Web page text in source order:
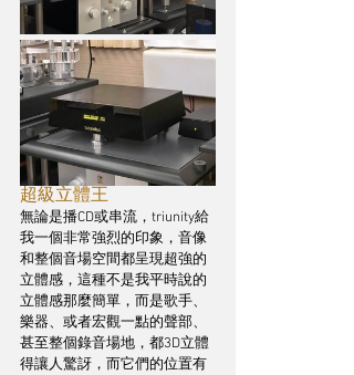
超級立體王
無論是播CD或串流，triunity給
我一個非常強烈的印象，音像
和整個音場空間都呈現超強的
立體感，這種不是我平時說的
立體感那麼簡單，而是歌手、
樂器、或者宏觀一點的聲部、
甚至整個錄音場地，都3D立體
得讓人驚訝，而它們的位置有